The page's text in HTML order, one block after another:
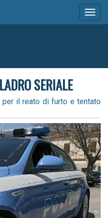
SERIALE
per il reato di furto e tentato